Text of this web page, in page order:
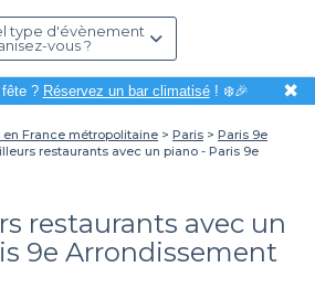
type d'évènement
vous ?
? Réservez un bar climatisé! ❄️🎉 ✖
en France métropolitaine Paris
Paris 9e
restaurants avec un piano - Paris 9e
restaurants avec un
9e Arrondissement